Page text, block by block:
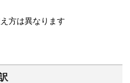
方は異なります